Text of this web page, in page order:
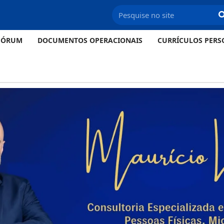
DOCUMENTOS OPERACIONAIS CURRÍCULOS